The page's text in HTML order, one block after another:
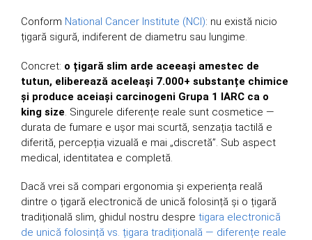
Conform National Cancer Institute (NCI): nu există nicio
țigară sigură, indiferent de diametru sau lungime.
Concret: o țigară slim arde aceeași amestec de
tutun, eliberează aceleași 7.000+ substanțe chimice
și produce aceiași carcinogeni Grupa 1 IARC ca o
king size. Singurele diferențe reale sunt cosmetice —
durata de fumare e ușor mai scurtă, senzația tactilă e
diferită, percepția vizuală e mai „discretă”. Sub aspect
medical, identitatea e completă.
Dacă vrei să compari ergonomia și experiența reală
dintre o țigară electronică de unică folosință și o țigară
tradițională slim, ghidul nostru despre tigara electronică
de unică folosință vs. țigara tradițională — diferențe reale